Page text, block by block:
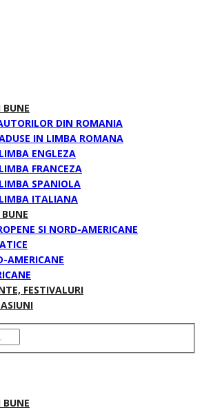
BUNE
DIN ROMANIA
IN LIMBA ROMANA
ENGLEZA
FRANCEZA
SPANIOLA
ITALIANA
SI NORD-AMERICANE
AMERICANE
FESTIVALURI
BUNE